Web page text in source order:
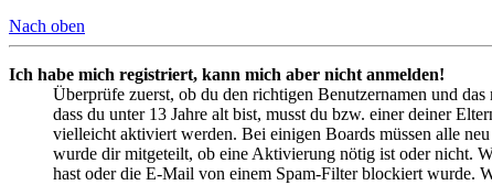
Nach oben
Ich habe mich registriert, kann mich aber nicht anmelden!
Überprüfe zuerst, ob du den richtigen Benutzernamen und
dass du unter 13 Jahre alt bist, musst du bzw. einer deiner
vielleicht aktiviert werden. Bei einigen Boards müssen alle
wurde dir mitgeteilt, ob eine Aktivierung nötig ist oder nicht.
hast oder die E-Mail von einem Spam-Filter blockiert wurde.